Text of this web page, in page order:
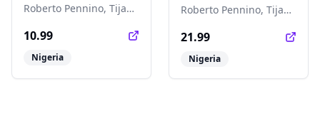
Roberto Pennino, Tijani
10.99
Nigeria
Roberto Pennino, Tijani
21.99
Nigeria